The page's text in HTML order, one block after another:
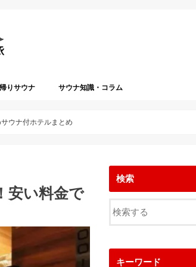
りサウナ サウナ知識・コラム
ウナ付ホテルまとめ
安い料金で
検索
キーワード